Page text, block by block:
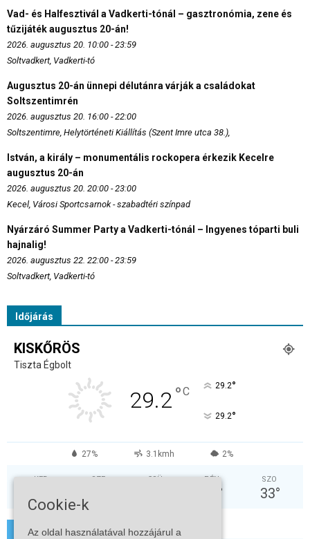
Vad- és Halfesztivál a Vadkerti-tónál – gasztronómia, zene és
tűzijáték augusztus 20-án!
2026. augusztus 20. 10:00 - 23:59
Soltvadkert, Vadkerti-tó
Augusztus 20-án ünnepi délutánra várják a családokat
Soltszentimrén
2026. augusztus 20. 16:00 - 22:00
Soltszentimre, Helytörténeti Kiállítás (Szent Imre utca 38.),
István, a király – monumentális rockopera érkezik Kecelre
augusztus 20-án
2026. augusztus 20. 20:00 - 23:00
Kecel, Városi Sportcsarnok - szabadtéri színpad
Nyárzáró Summer Party a Vadkerti-tónál – Ingyenes tóparti buli
hajnalig!
2026. augusztus 22. 22:00 - 23:59
Soltvadkert, Vadkerti-tó
Időjárás
KISKŐRÖS
Tiszta Égbolt
29.2°C 29.2°
29.2°
27% 3.1kmh 2%
KED SZE CSÜ PÉN
°
SZO
33°
További hírek
Cookie-k
Az oldal használatával hozzájárul a